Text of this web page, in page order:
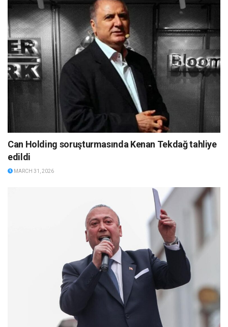
Can Holding soruşturmasında Kenan Tekdağ tahliye
edildi
MARCH 31, 2026